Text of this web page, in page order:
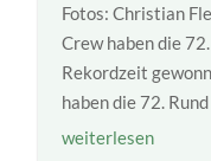
Fotos: Christian
Crew haben die
Rekordzeit
haben die 72.
weiterlesen